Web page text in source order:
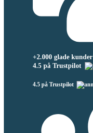
+2.000 glade kunder
4.5 på Trustpilot
4.5 på Trustpilot